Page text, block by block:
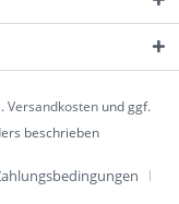
Versandkosten und ggf.
beschrieben